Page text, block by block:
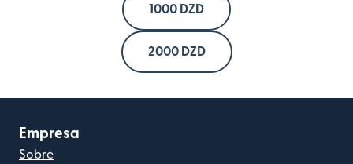
1000 DZD
2000 DZD
Empresa
Sobre